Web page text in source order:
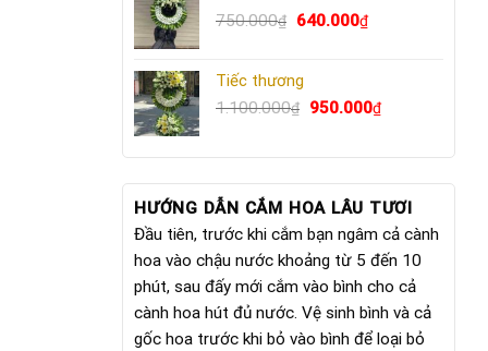
640.000₫.
750.000₫
Giá
750.000₫.
640.000₫Giá
640.000₫.
Tiếc thương
1.100.000₫
Giá
950.000₫Giá
HƯỚNG DẪN CẮM HOA LÂU TƯƠI
Đầu tiên, trước khi cắm bạn ngâm cả cành
hoa vào chậu nước khoảng từ 5 đến 10
phút, sau đấy mới cắm vào bình cho cả
cành hoa hút đủ nước. Vệ sinh bình và cả
gốc hoa trước khi bỏ vào bình để loại bỏ